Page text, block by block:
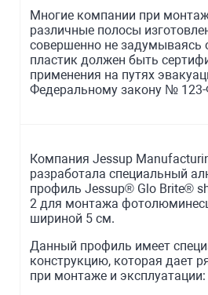
Многие компании при
различные полосы
совершенно не задумываясь
пластик должен быть
применения на путях
Федеральному закону №
Компания Jessup
разработала специальный
профиль Jessup® Glo Brite®
2 для монтажа
шириной 5 см.
Данный профиль имеет
конструкцию, которая дает
при монтаже и эксплуатации: